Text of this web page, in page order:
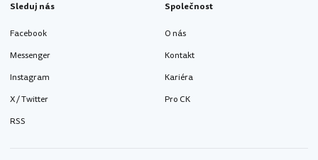
Sleduj nás
Facebook
Messenger
Instagram
X / Twitter
RSS
Společnost
O nás
Kontakt
Kariéra
Pro CK